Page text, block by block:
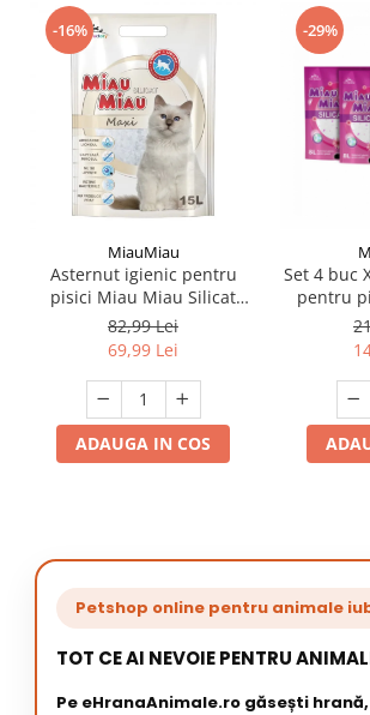
-16%
MiauMiau
Asternut igienic pentru
pisici Miau Miau Silicat
Maxi 15L
82,99 Lei
69,99 Lei
ADAUGA IN COS
-29%
Set 4 buc
pentru
Petshop online pentru animale
TOT CE AI NEVOIE PENTRU
Pe eHranaAnimale.ro găsești